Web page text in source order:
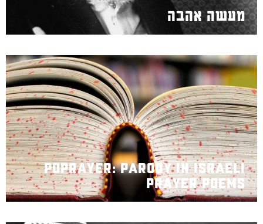
מעשה אהבה
Poprayer: Parody in Israeli
Prayer Poems